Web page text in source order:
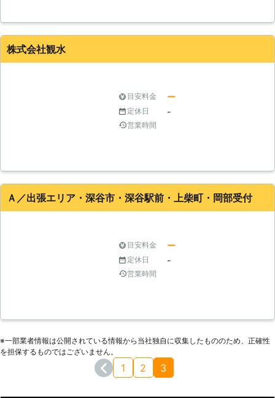
株式会社観水
目安料金 ー
定休日 -
営業時間
Ａ／出張エリア・深谷市・深谷駅前・上柴町・岡部受付
目安料金 ー
定休日 -
営業時間
※⼀部業者情報は公開されている情報から当社独⾃に収集したもののため、正確性
を担保するものではございません。
1 2 3